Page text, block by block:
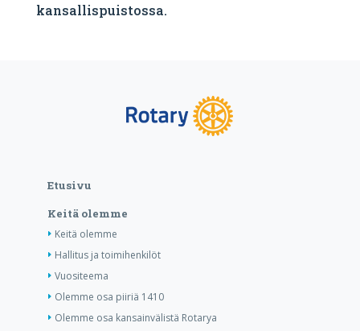
kansallispuistossa.
Etusivu
Keitä olemme
Keitä olemme
Hallitus ja toimihenkilöt
Vuositeema
Olemme osa piiriä 1410
Olemme osa kansainvälistä Rotarya